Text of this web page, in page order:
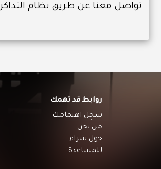
تواصل معنا عن طريق نظام التذاكر
روابط قد تهمك
سجِل اهتمامك
من نحن
حول شراء
للمساعدة